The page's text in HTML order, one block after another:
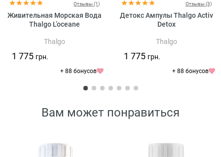
Отзывы (1)
Живительная Морская Вода
Thalgo L’oceane
Thalgo
1 775 грн.
+ 88 бонусов
Отзывы (3)
Детокс Ампулы Thalgo Activ
Detox
Thalgo
1 775 грн.
+ 88 бонусов
Вам может понравиться